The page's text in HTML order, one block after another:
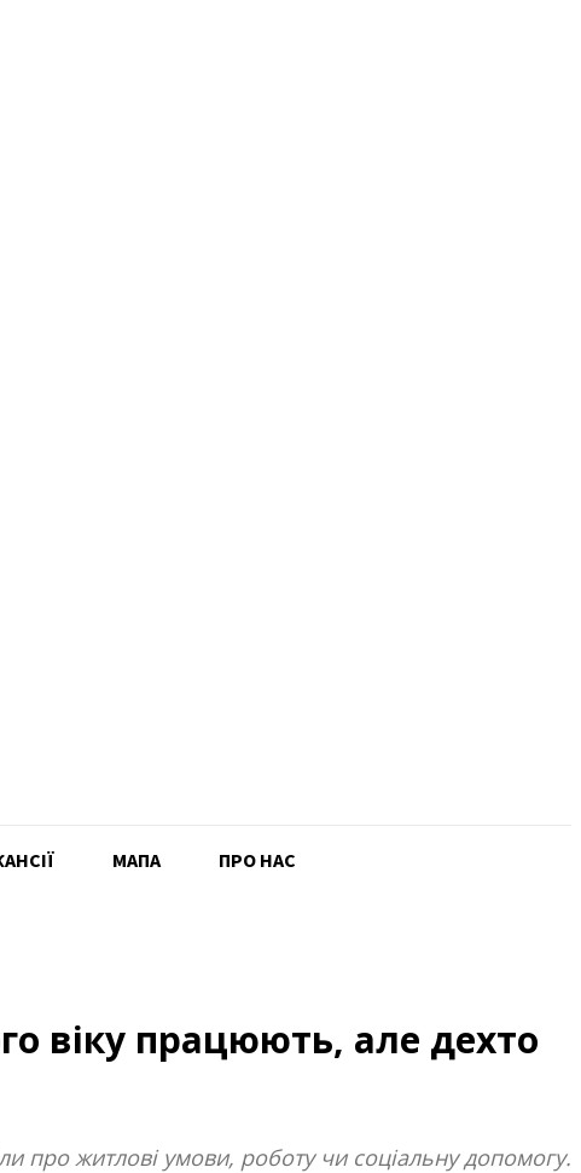
MAПА ПРО НАС
віку працюють, але дехто
про житлові умови, роботу чи соціальну допомогу.